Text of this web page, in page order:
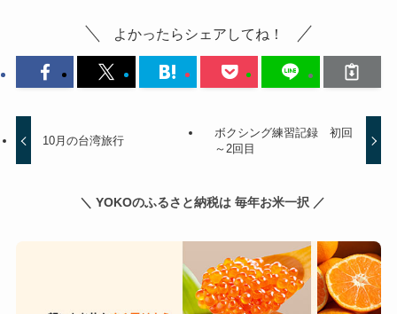
よかったらシェアしてね！
10月の台湾旅行
ボクシング練習記録 初回
～2回目
＼ YOKOのふるさと納税は 毎年お米一択 ／